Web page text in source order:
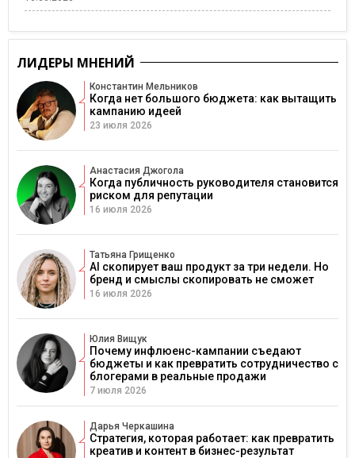
ЛИДЕРЫ МНЕНИЙ
Константин Мельников
Когда нет большого бюджета: как вытащить
кампанию идеей
23 июля 2026
Анастасия Джогола
Когда публичность руководителя становится
риском для репутации
16 июля 2026
Татьяна Грищенко
AI скопирует ваш продукт за три недели. Но
бренд и смыслы скопировать не сможет
16 июля 2026
Юлия Вищук
Почему инфлюенс-кампании съедают
бюджеты и как превратить сотрудничество с
блогерами в реальные продажи
7 июля 2026
Дарья Черкашина
Стратегия, которая работает: как превратить
креатив и контент в бизнес-результат